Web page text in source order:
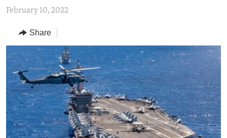
main
Navigation
to
Search
AFRICA
AMERICAS
ASIA
EUROPE
MIDDLE EAST
TOPICS
HUMAN RIGHTS
SECURITY AND DEFENSE
AID AND DEVELOPMENT
DEMOCRACY AND GOVERNANCE
ECONOMY AND TRADE
ENVIRONMENT AND HEALTH
ARCHIVE
ABOUT US
FOLLOW US
February 10, 2022
Share